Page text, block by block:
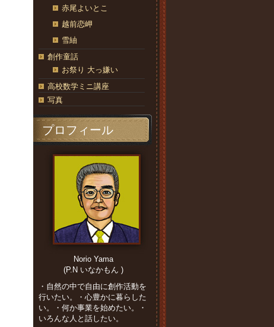
赤尾よいとこ
越前恋岬
雪紬
創作童話
お祭り 大っ嫌い
高校数学ミニ講座
写真
プロフィール
Norio Yama
(P.N いなかもん )
・自然の中で自由に創作活動を
行いたい。・心豊かに暮らした
い。・何か事業を始めたい。・
いろんな人と話したい。